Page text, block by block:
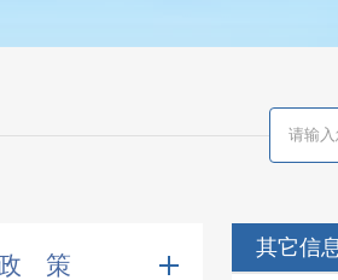
策
其它信